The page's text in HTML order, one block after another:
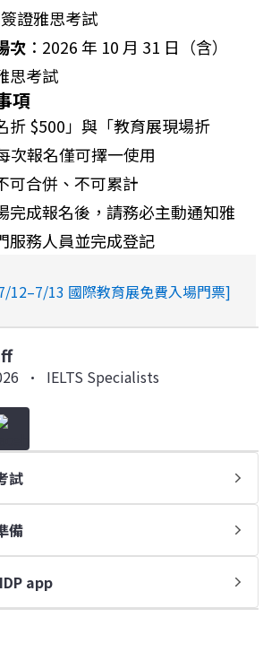
證雅思考試
次 ：2026 年 10 月 31 日（含）
思考試
項
折 $500」與「教育展現場折
次報名僅可擇一使用
可合併、不可累計
完成報名後，請務必主動通知雅
服務人員並完成登記
12–7/13 國際教育展免費入場門票]
•
IELTS Specialists
試
備
app